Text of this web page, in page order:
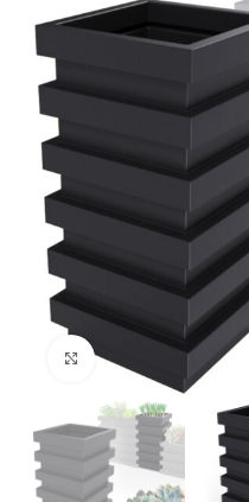
Kliknij aby powiększyć